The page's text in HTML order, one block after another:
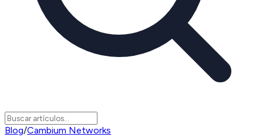
Blog/Cambium Networks